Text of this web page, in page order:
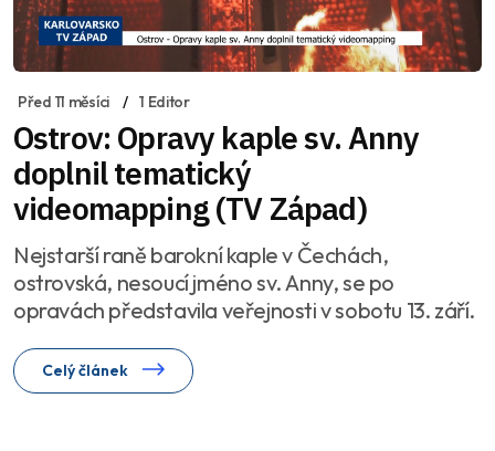
Před 11 měsíci 1 Editor
Ostrov: Opravy kaple sv. Anny
doplnil tematický
videomapping (TV Západ)
Nejstarší raně barokní kaple v Čechách,
ostrovská, nesoucí jméno sv. Anny, se po
opravách představila veřejnosti v sobotu 13. září.
Celý článek